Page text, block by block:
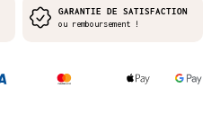
GARANTIE DE SATISFACTION
ou remboursement !